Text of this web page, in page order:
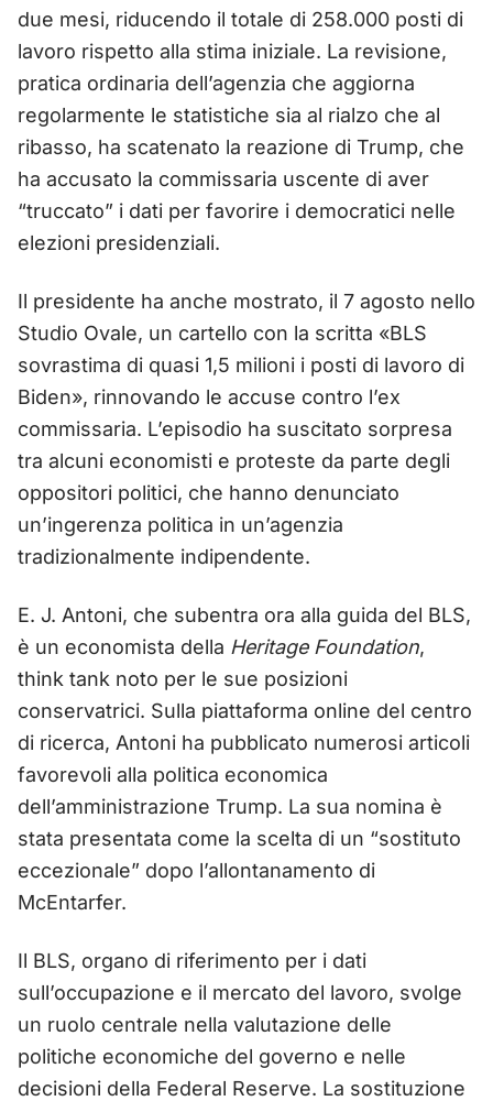
due mesi, riducendo il totale di 258.000 posti di
lavoro rispetto alla stima iniziale. La revisione,
pratica ordinaria dell’agenzia che aggiorna
regolarmente le statistiche sia al rialzo che al
ribasso, ha scatenato la reazione di Trump, che
ha accusato la commissaria uscente di aver
“truccato” i dati per favorire i democratici nelle
elezioni presidenziali.
Il presidente ha anche mostrato, il 7 agosto nello
Studio Ovale, un cartello con la scritta «BLS
sovrastima di quasi 1,5 milioni i posti di lavoro di
Biden», rinnovando le accuse contro l’ex
commissaria. L’episodio ha suscitato sorpresa
tra alcuni economisti e proteste da parte degli
oppositori politici, che hanno denunciato
un’ingerenza politica in un’agenzia
tradizionalmente indipendente.
E. J. Antoni, che subentra ora alla guida del BLS,
è un economista della Heritage Foundation,
think tank noto per le sue posizioni
conservatrici. Sulla piattaforma online del centro
di ricerca, Antoni ha pubblicato numerosi articoli
favorevoli alla politica economica
dell’amministrazione Trump. La sua nomina è
stata presentata come la scelta di un “sostituto
eccezionale” dopo l’allontanamento di
McEntarfer.
Il BLS, organo di riferimento per i dati
sull’occupazione e il mercato del lavoro, svolge
un ruolo centrale nella valutazione delle
politiche economiche del governo e nelle
decisioni della Federal Reserve. La sostituzione